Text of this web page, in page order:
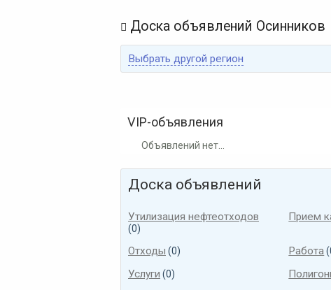
 Доска объявлений Осинников
Выбрать другой регион
VIP-объявления
Объявлений нет...
Доска объявлений
Утилизация нефтеотходов
(0)
Прием
Отходы (0) Работа
Услуги (0)